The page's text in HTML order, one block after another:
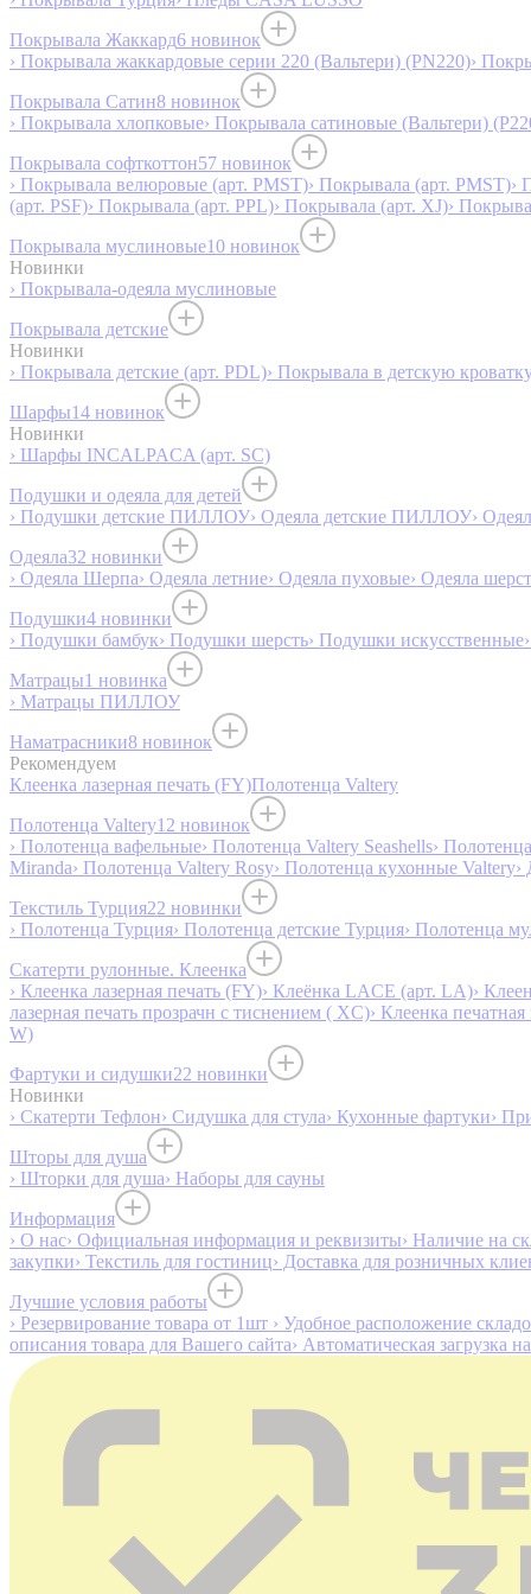
Покрывала Жаккард6 новинок
› Покрывала жаккардовые серии 220 (Вальтери) (PN220)›
Покрывала Сатин8 новинок
› Покрывала хлопковые› Покрывала сатиновые (Вальтери)
Покрывала софткоттон57 новинок
› Покрывала велюровые (арт. PMST)› Покрывала (арт. PMST)›
(арт. PSF)› Покрывала (арт. PPL)› Покрывала (арт. XJ)›
Покрывала муслиновые10 новинок
Новинки
› Покрывала-одеяла муслиновые
Покрывала детские
Новинки
› Покрывала детские (арт. PDL)› Покрывала в детскую
Шарфы14 новинок
Новинки
› Шарфы INCALPACA (арт. SC)
Подушки и одеяла для детей
› Подушки детские ПИЛЛОУ› Одеяла детские ПИЛЛОУ›
Одеяла32 новинки
› Одеяла Шерпа› Одеяла летние› Одеяла пуховые› Одеяла
Подушки4 новинки
› Подушки бамбук› Подушки шерсть› Подушки искусственные
Матрацы1 новинка
› Матрацы ПИЛЛОУ
Наматрасники8 новинок
Рекомендуем
Клеенка лазерная печать (FY)Полотенца Valtery
Полотенца Valtery12 новинок
› Полотенца вафельные› Полотенца Valtery Seashells›
Miranda› Полотенца Valtery Rosy› Полотенца кухонные Valtery›
Текстиль Турция22 новинки
› Полотенца Турция› Полотенца детские Турция› Полотенца
Скатерти рулонные. Клеенка
› Клеенка лазерная печать (FY)› Клеёнка LACE (арт. LA)›
лазерная печать прозрачн с тиснением ( XC)› Клеенка
W)
Фартуки и сидушки22 новинки
Новинки
› Скатерти Тефлон› Сидушка для стула› Кухонные фартуки›
Шторы для душа
› Шторки для душа› Наборы для сауны
Информация
› О нас› Официальная информация и реквизиты› Наличие на
закупки› Текстиль для гостиниц› Доставка для розничных
Лучшие условия работы
› Резервирование товара от 1шт › Удобное расположение
описания товара для Вашего сайта› Автоматическая загрузка